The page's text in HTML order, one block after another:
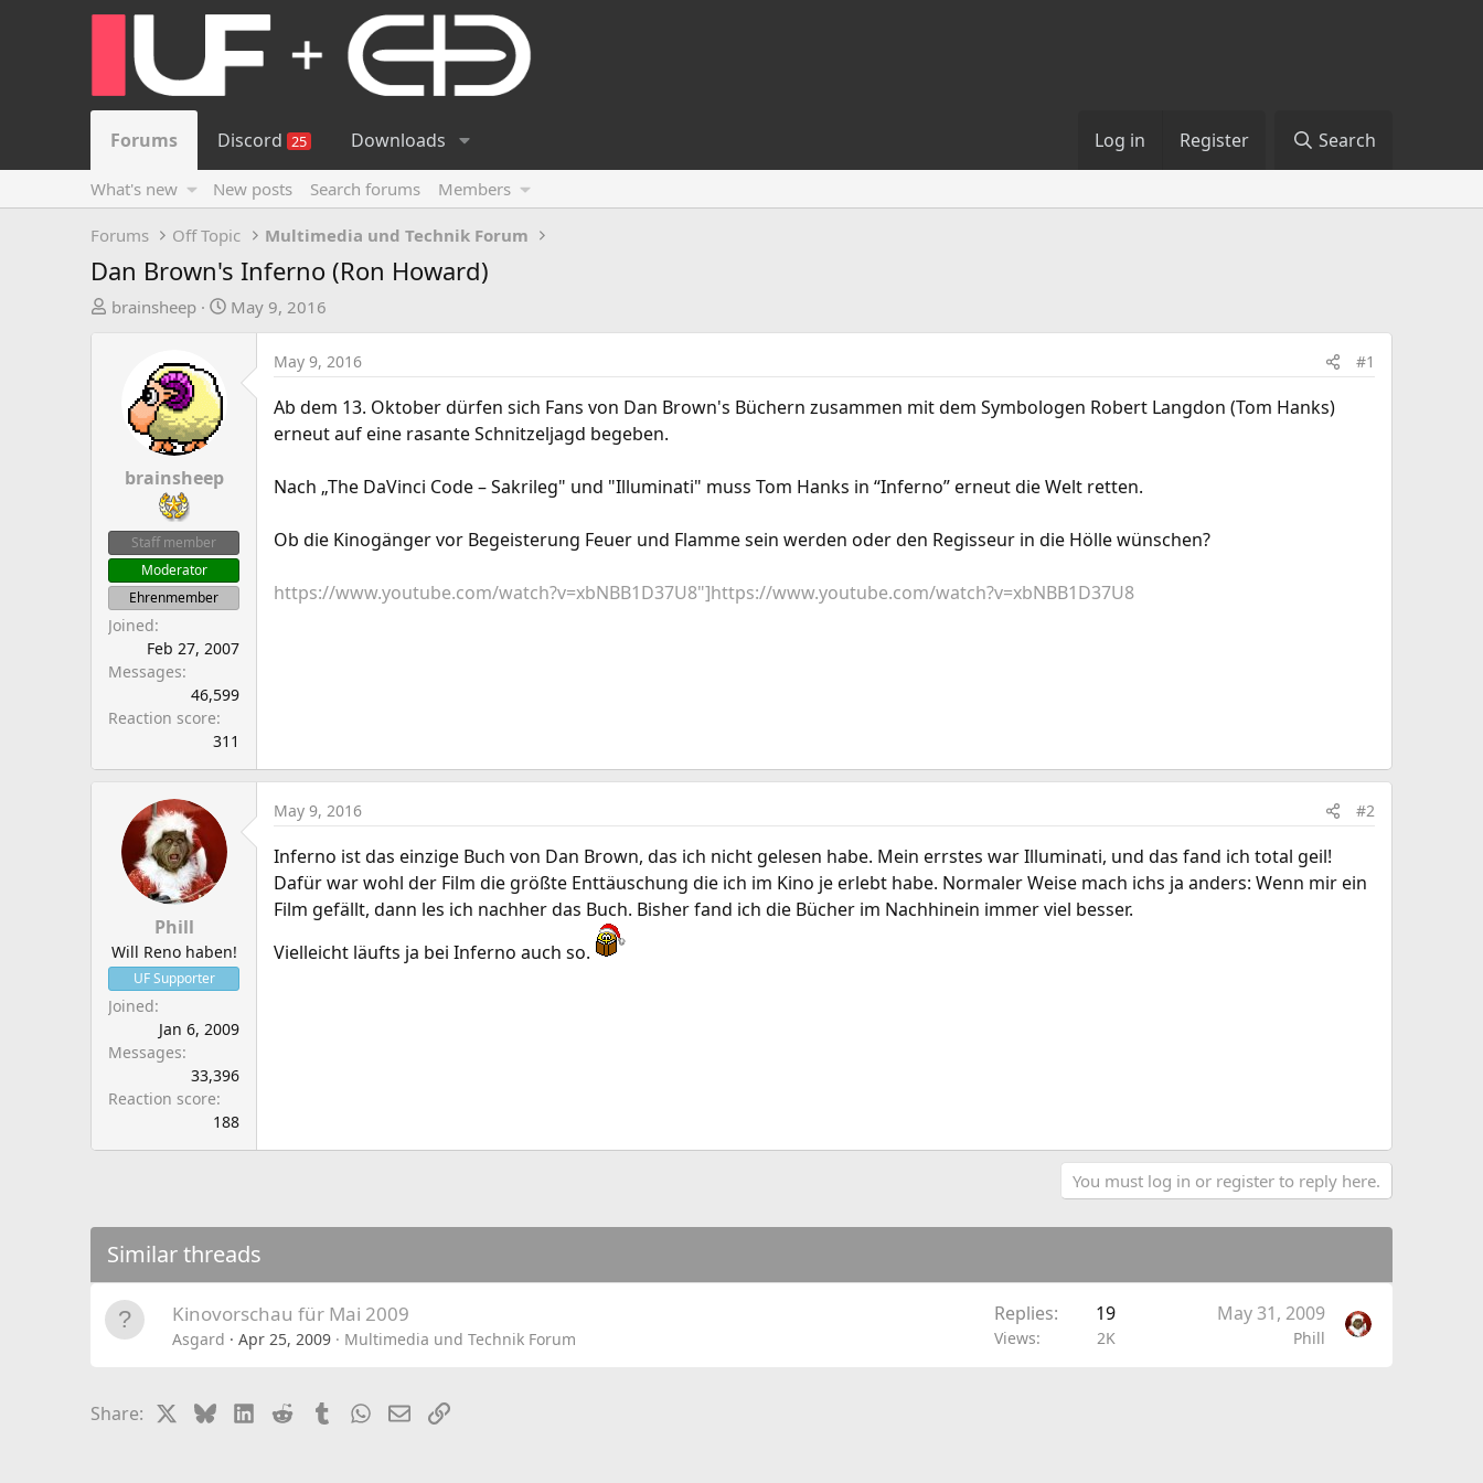
Forums Discord 25 Downloads Log in Register Search
What's new New posts Search forums Members
Forums Off Topic Multimedia und Technik Forum
Dan Brown's Inferno (Ron Howard)
T
brainsheep
S
May 9, 2016
brainsheep
Staff member
Moderator
Ehrenmember
Joined
Feb 27, 2007
Messages
46,599
Reaction score
311
May 9, 2016 #1
Ab dem 13. Oktober dürfen sich Fans von Dan Brown's Büchern zusammen mit dem Symbologen Robert Langdon (Tom Hanks)
erneut auf eine rasante Schnitzeljagd begeben.
Nach „The DaVinci Code – Sakrileg" und "Illuminati" muss Tom Hanks in “Inferno” erneut die Welt retten.
Ob die Kinogänger vor Begeisterung Feuer und Flamme sein werden oder den Regisseur in die Hölle wünschen?
https://www.youtube.com/watch?v=xbNBB1D37U8"]https://www.youtube.com/watch?v=xbNBB1D37U8
Phill
Will Reno haben!
UF Supporter
Joined
Jan 6, 2009
Messages
33,396
Reaction score
188
May 9, 2016 #2
Inferno ist das einzige Buch von Dan Brown, das ich nicht gelesen habe. Mein errstes war Illuminati, und das fand ich total geil!
Dafür war wohl der Film die größte Enttäuschung die ich im Kino je erlebt habe. Normaler Weise mach ichs ja anders: Wenn mir ein
Film gefällt, dann les ich nachher das Buch. Bisher fand ich die Bücher im Nachhinein immer viel besser.
Vielleicht läufts ja bei Inferno auch so.
You must log in or register to reply here.
Similar threads
Kinovorschau für Mai 2009
Asgard Apr 25, 2009 Multimedia und Technik Forum
Replies 19
Views 2K
May 31, 2009
Phill
Share: BlueskyLinkedIn
Reddit TumblrWhatsApp
EmailLink